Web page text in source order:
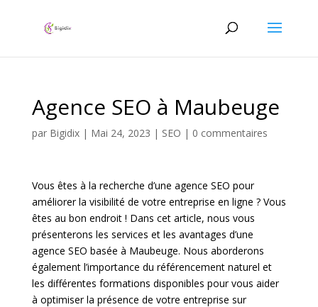
Agence SEO à Maubeuge
par Bigidix| Mai 24, 2023 | SEO | 0 commentaires
Vous êtes à la recherche d’une agence SEO pour
améliorer la visibilité de votre entreprise en ligne ? Vous
êtes au bon endroit ! Dans cet article, nous vous
présenterons les services et les avantages d’une
agence SEO basée à Maubeuge. Nous aborderons
également l’importance du référencement naturel et
les différentes formations disponibles pour vous aider
à optimiser la présence de votre entreprise sur